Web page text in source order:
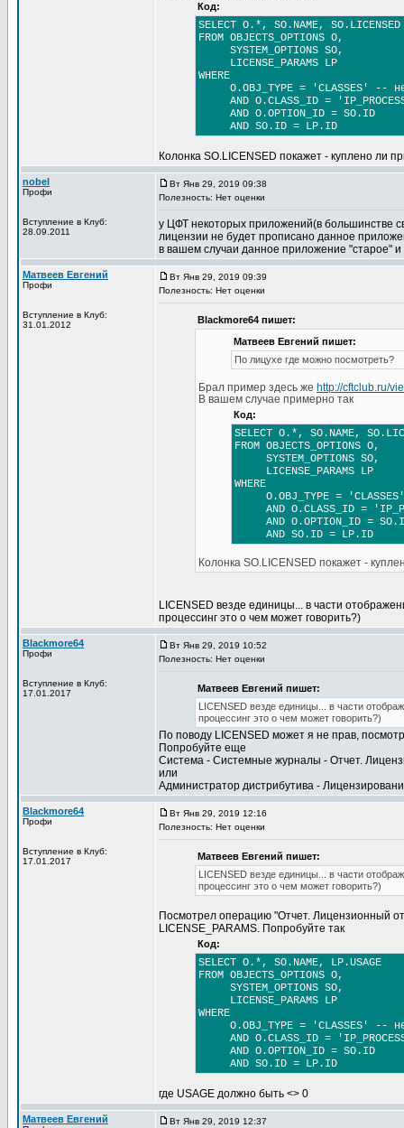
Код:
SELECT O.*, SO.NAME, SO.LICENSED
FROM OBJECTS_OPTIONS O,
SYSTEM_OPTIONS SO,
LICENSE_PARAMS LP
WHERE
O.OBJ_TYPE = 'CLASSES' --
AND O.CLASS_ID =
AND O.OPTION_ID = SO.ID
AND SO.ID = LP.ID
Колонка SO.LICENSED покажет - куплено ли
nobel
Профи
Вступление в Клуб:
28.09.2011
Вт Янв 29, 2019 09:38
Полезность: Нет оценки
у ЦФТ некоторых приложений(в большинстве
лицензии не будет прописано данное
в вашем случаи данное приложение "старое"
Матвеев Евгений
Профи
Вступление в Клуб:
31.01.2012
Вт Янв 29, 2019 09:39
Полезность: Нет оценки
Blackmore64 пишет:
Матвеев Евгений пишет:
По лицухе где можно посмотреть?
Брал пример здесь же http://cftclub.ru/
В вашем случае примерно так
Код:
SELECT O.*, SO.NAME,
FROM OBJECTS_OPTIONS O,
SYSTEM_OPTIONS SO,
LICENSE_PARAMS LP
WHERE
O.OBJ_TYPE =
AND O.CLASS_ID =
AND O.OPTION_ID =
AND SO.ID = LP.ID
Колонка SO.LICENSED покажет -
LICENSED везде единицы... в части
процессинг это о чем может говорить?)
Blackmore64
Профи
Вступление в Клуб:
17.01.2017
Вт Янв 29, 2019 10:52
Полезность: Нет оценки
Матвеев Евгений пишет:
LICENSED везде единицы... в части
процессинг это о чем может говорить?)
По поводу LICENSED может я не прав,
Попробуйте еще
Система - Системные журналы - Отчет.
или
Администратор дистрибутива -
Blackmore64
Профи
Вступление в Клуб:
17.01.2017
Вт Янв 29, 2019 12:16
Полезность: Нет оценки
Матвеев Евгений пишет:
LICENSED везде единицы... в части
процессинг это о чем может говорить?)
Посмотрел операцию "Отчет. Лицензионный
LICENSE_PARAMS. Попробуйте так
Код:
SELECT O.*, SO.NAME, LP.USAGE
FROM OBJECTS_OPTIONS O,
SYSTEM_OPTIONS SO,
LICENSE_PARAMS LP
WHERE
O.OBJ_TYPE = 'CLASSES' --
AND O.CLASS_ID =
AND O.OPTION_ID = SO.ID
AND SO.ID = LP.ID
где USAGE должно быть <> 0
Матвеев Евгений Вт Янв 29, 2019 12:37